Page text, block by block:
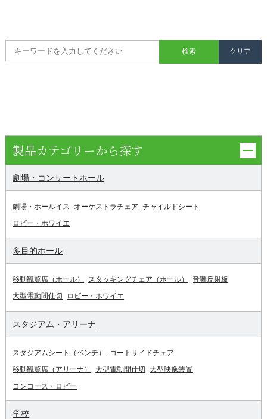
製品カテゴリーから探す
劇場・コンサートホール
劇場・ホールイス オーケストラチェア チャイルドシート
ロビー・ホワイエ
多目的ホール
移動観覧席（ホール） スタッキングチェア（ホール）
音響反射板
大型電動間仕切
ロビー・ホワイエ
スタジアム・アリーナ
スタジアムシート（ベンチ）
コートサイドチェア
移動観覧席（アリーナ）
大型電動間仕切
大型映像装置
コンコース・ロビー
学校